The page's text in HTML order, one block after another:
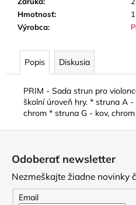
Hmotnosť:
Výrobca:
Popis Diskusia
PRIM - Sada strun pro
školní úroveň hry. * struna A
chrom * struna G - kov,
BLUE
VALVE
OIL
OLEJ
NA
PIESTY
9,30
Odoberať newsletter
Nezmeškajte žiadne novinky
Email